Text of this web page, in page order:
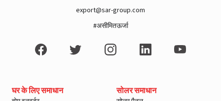
export@sar-group.com
#असीमितऊर्जा
घर के लिए समाधान सोलर समाधान